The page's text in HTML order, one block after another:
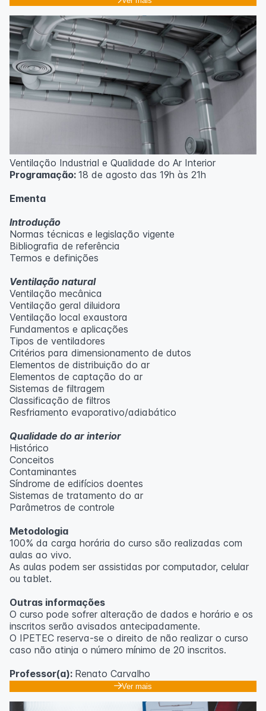
Ventilação Industrial e Qualidade do Ar Interior
Programação: 18 de agosto das 19h às 21h
Ementa
Introdução
Normas técnicas e legislação vigente
Bibliografia de referência
Termos e definições
Ventilação natural
Ventilação mecânica
Ventilação geral diluidora
Ventilação local exaustora
Fundamentos e aplicações
Tipos de ventiladores
Critérios para dimensionamento de dutos
Elementos de distribuição do ar
Elementos de captação do ar
Sistemas de filtragem
Classificação de filtros
Resfriamento evaporativo/adiabático
Qualidade do ar interior
Histórico
Conceitos
Contaminantes
Síndrome de edifícios doentes
Sistemas de tratamento do ar
Parâmetros de controle
Metodologia
100% da carga horária do curso são realizadas com
aulas ao vivo.
As aulas podem ser assistidas por computador, celular
ou tablet.
Outras informações
O curso pode sofrer alteração de dados e horário e os
inscritos serão avisados ​​antecipadamente.
O IPETEC reserva-se o direito de não realizar o curso
caso não atinja o número mínimo de 20 inscritos.
Professor(a): Renato Carvalho
Ver mais